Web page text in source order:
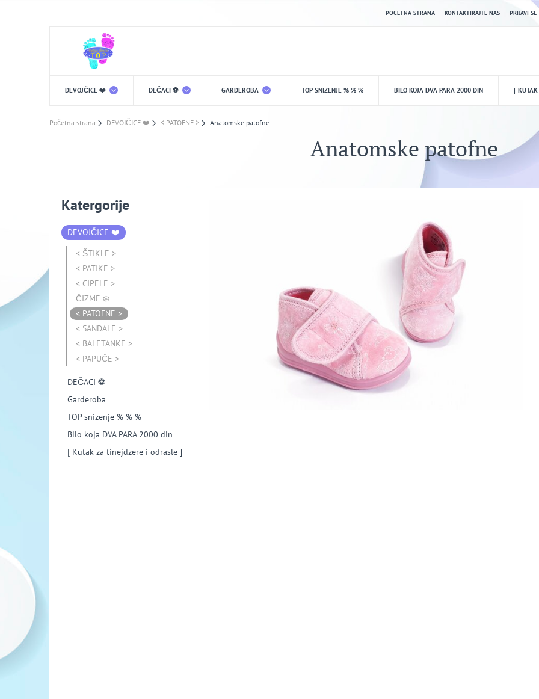
POCETNA STRANA KONTAKTIRAJTE NAS PRIJAVI SE
DEVOJČICE ❤️ DEČACI ⚽️ GARDEROBA TOP SNIZENJE % % % BILO KOJA DVA PARA 2000 DIN [ KUTAK
Početna strana DEVOJČICE ❤️ < PATOFNE > Anatomske patofne
Anatomske patofne
Katergorije
DEVOJČICE ❤️
< ŠTIKLE >
< PATIKE >
< CIPELE >
ČIZME ❄️
< PATOFNE >
< SANDALE >
< BALETANKE >
< PAPUČE >
DEČACI ⚽️
Garderoba
TOP snizenje % % %
Bilo koja DVA PARA 2000 din
[ Kutak za tinejdzere i odrasle ]